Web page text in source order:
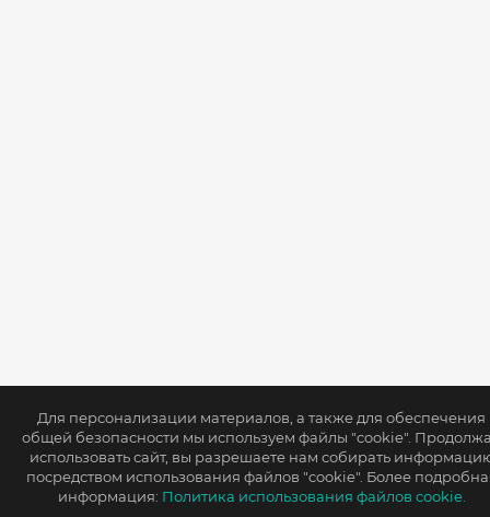
Для персонализации материалов, а также для обеспечения
общей безопасности мы используем файлы "cookie".
использовать сайт, вы разрешаете нам собирать
посредством использования файлов "cookie". Более
информация: Политика использования файлов cookie.